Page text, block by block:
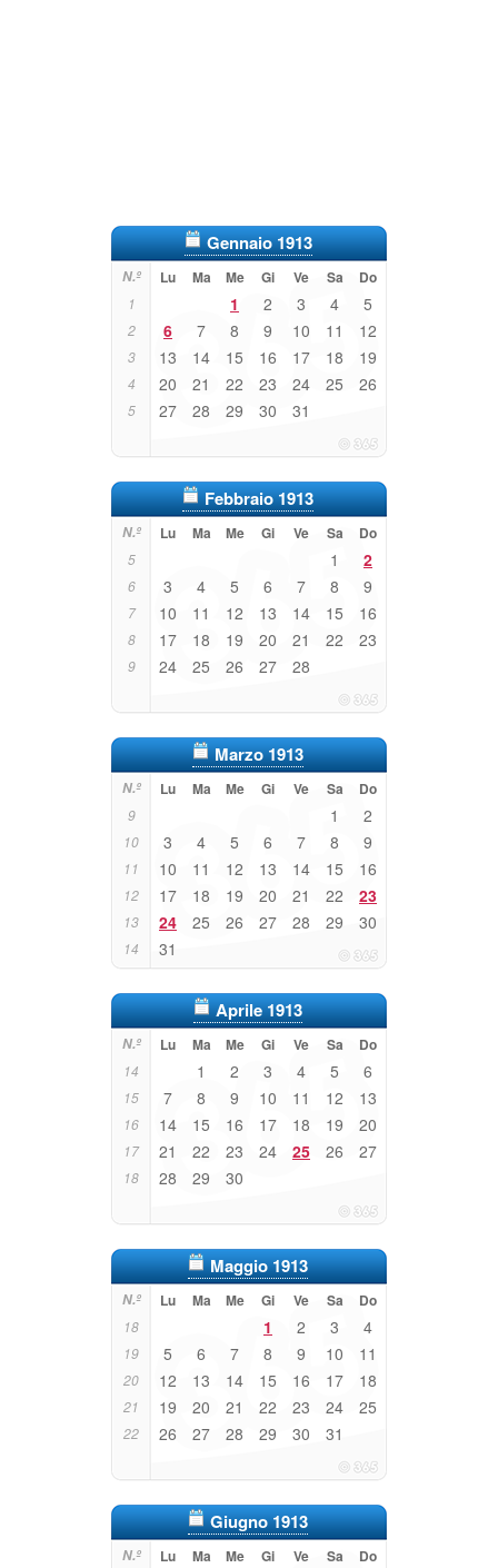
Gennaio 1913
N.º Lu Ma Me Gi Ve Sa Do
1 1 2 3 4 5
2 6 7 8 9 10 11 12
3 13 14 15 16 17 18 19
4 20 21 22 23 24 25 26
5 27 28 29 30 31
Febbraio 1913
N.º Lu Ma Me Gi Ve Sa Do
5 1 2
6 3 4 5 6 7 8 9
7 10 11 12 13 14 15 16
8 17 18 19 20 21 22 23
9 24 25 26 27 28
Marzo 1913
N.º Lu Ma Me Gi Ve Sa Do
9 1 2
10 3 4 5 6 7 8 9
11 10 11 12 13 14 15 16
12 17 18 19 20 21 22 23
13 24 25 26 27 28 29 30
14 31
Aprile 1913
N.º Lu Ma Me Gi Ve Sa Do
14 1 2 3 4 5 6
15 7 8 9 10 11 12 13
16 14 15 16 17 18 19 20
17 21 22 23 24 25 26 27
18 28 29 30
Maggio 1913
N.º Lu Ma Me Gi Ve Sa Do
18 1 2 3 4
19 5 6 7 8 9 10 11
20 12 13 14 15 16 17 18
21 19 20 21 22 23 24 25
22 26 27 28 29 30 31
Giugno 1913
N.º Lu Ma Me Gi Ve Sa Do